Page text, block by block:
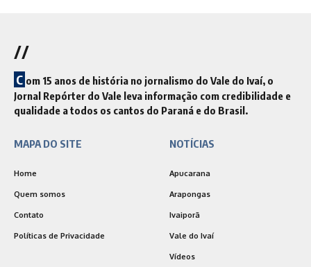
//
C om 15 anos de história no jornalismo do Vale do Ivaí, o
Jornal Repórter do Vale leva informação com credibilidade e
qualidade a todos os cantos do Paraná e do Brasil.
MAPA DO SITE
Home
Quem somos
Contato
Políticas de Privacidade
NOTÍCIAS
Apucarana
Arapongas
Ivaiporã
Vale do Ivaí
Vídeos